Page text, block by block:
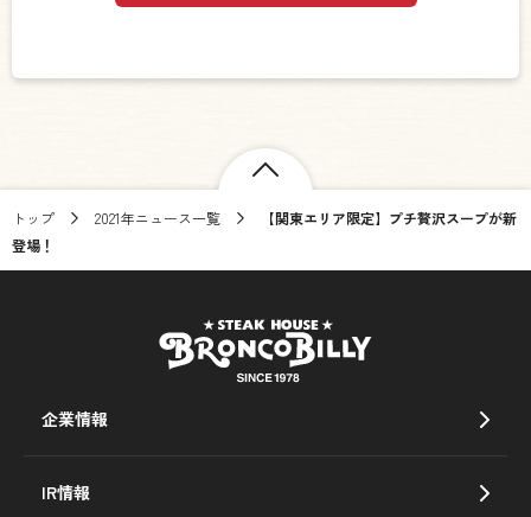
トップ 2021年ニュース一覧
【関東エリア限定】プチ贅沢スープが新
登場！
企業情報
IR情報